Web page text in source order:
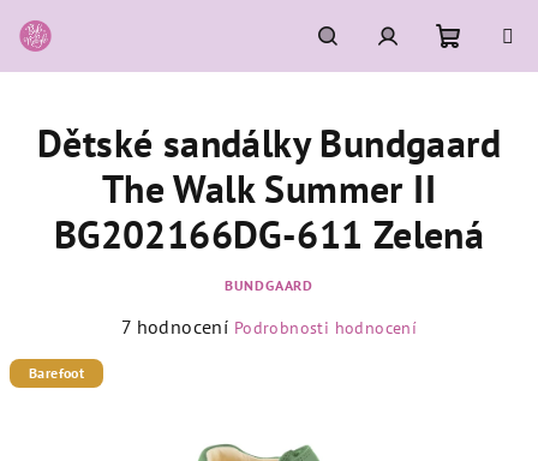
na
obsah
HledatPřihlášeníNákupní
košík
Dětské sandálky Bundgaard
The Walk Summer II
BG202166DG-611 Zelená
BUNDGAARD
Průměrné
7 hodnocení Podrobnosti hodnocení
Barefoot